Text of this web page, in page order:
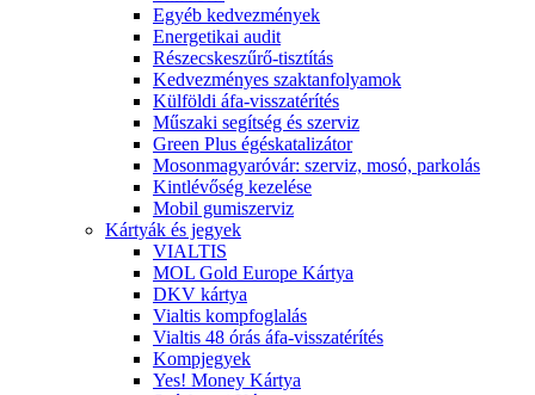
Egyéb kedvezmények
Energetikai audit
Részecskeszűrő-tisztítás
Kedvezményes szaktanfolyamok
Külföldi áfa-visszatérítés
Műszaki segítség és szerviz
Green Plus égéskatalizátor
Mosonmagyaróvár: szerviz, mosó, parkolás
Kintlévőség kezelése
Mobil gumiszerviz
Kártyák és jegyek
VIALTIS
MOL Gold Europe Kártya
DKV kártya
Vialtis kompfoglalás
Vialtis 48 órás áfa-visszatérítés
Kompjegyek
Yes! Money Kártya